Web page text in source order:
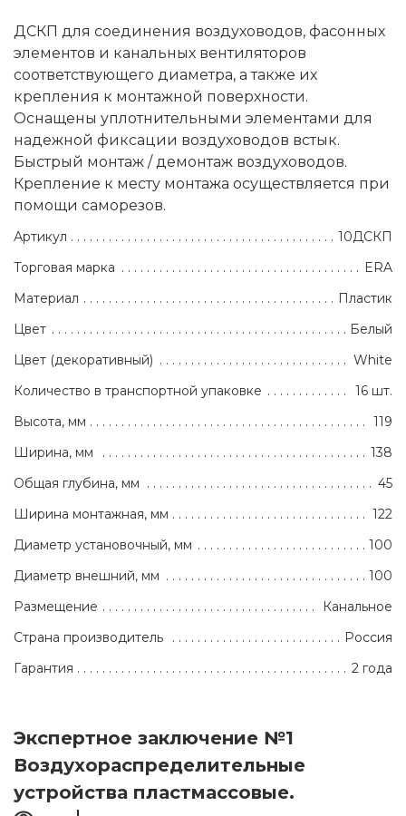
ДСКП для соединения воздуховодов, фасонных
элементов и канальных вентиляторов
соответствующего диаметра, а также их
крепления к монтажной поверхности.
Оснащены уплотнительными элементами для
надежной фиксации воздуховодов встык.
Быстрый монтаж / демонтаж воздуховодов.
Крепление к месту монтажа осуществляется при
помощи саморезов.
Артикул
10ДСКП
Торговая марка
ERA
Материал
Пластик
Цвет
Белый
Цвет (декоративный)
White
Количество в транспортной упаковке
16 шт.
Высота, мм
119
Ширина, мм
138
Общая глубина, мм
45
Ширина монтажная, мм
122
Диаметр установочный, мм
100
Диаметр внешний, мм
100
Размещение
Канальное
Страна производитель
Россия
Гарантия
2 года
Экспертное заключение №1
Воздухораспределительные
устройства пластмассовые.